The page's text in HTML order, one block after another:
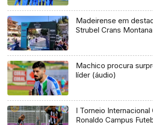
Madeirense em destaque na Wild
Strubel Crans
Machico procura
líder (áudio)
I Torneio Internacional
Ronaldo Campus